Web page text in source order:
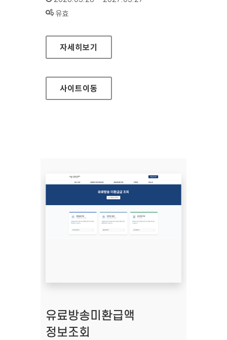
상태 :
유효
우체국금융개발원
자세히보기
사이트이동
유료방송미환급액
정보조회